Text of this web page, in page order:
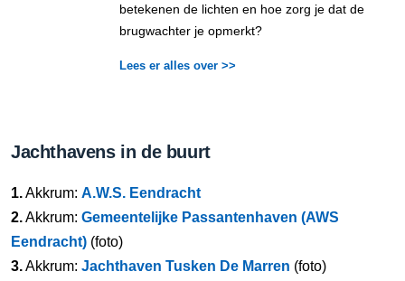
betekenen de lichten en hoe zorg je dat de
brugwachter je opmerkt?
Lees er alles over >>
Jachthavens in de buurt
1.Akkrum: A.W.S. Eendracht
2.Akkrum: Gemeentelijke Passantenhaven (AWS
Eendracht) (foto)
3.Akkrum: Jachthaven Tusken De Marren (foto)